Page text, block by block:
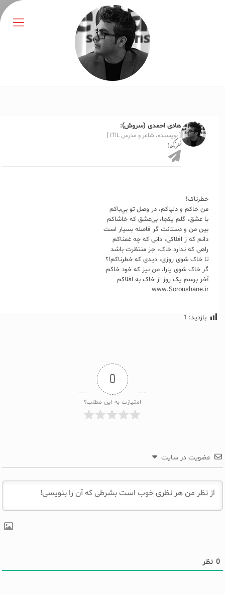
هادی احمدی (سروش):
[ نویسنده، شاعر و مدرس ITIL ]
خطرناک!
خطرناک!
من خاکم و دلپاکم، در وصل تو بي‌باکم
با عشق، گلم یکجا، بی‌عشق که خاشاکم
بین من و دستانت گر فاصله بسیار است
دانم که ز افلاکی، دانی که چه غمناکم
راهی که ندارد خاک، جز منتظرت باشد
تا خاک شوی روزی، دیدی که خطرناکم!؟
گر خاک شوی یارا، من نیز که خود خاکم
آخر برسم یک روز از خاک به افلاکم
www.Soroushane.ir
بازدید: 1
0
امتیازت به این مطلب؟
عضویت در سایت
0 نظر